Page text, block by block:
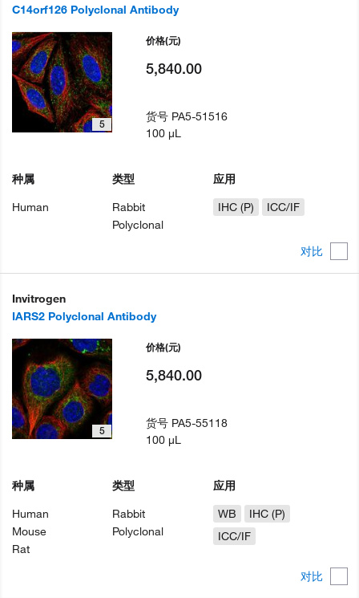
C14orf126 Polyclonal Antibody
对比
5
种属
Human
类型
Rabbit
Polyclonal
应用
IHC (P)
ICC/IF
价格(元)
5,840.00
货号 PA5-51516
100 µL
Invitrogen
IARS2 Polyclonal Antibody
对比
5
种属
Human
Mouse
Rat
类型
Rabbit
Polyclonal
应用
WB
IHC (P)
ICC/IF
价格(元)
5,840.00
货号 PA5-55118
100 µL